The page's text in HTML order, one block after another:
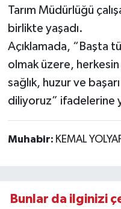
Tarım Müdürlüğü
birlikte yaşadı.
Açıklamada, “Başta
olmak üzere,
sağlık, huzur ve
diliyoruz” ifadelerine
Muhabir: KEMAL
Bunlar da ilginizi